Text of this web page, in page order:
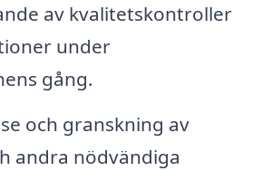
av kvalitetskontroller
under
gång.
och granskning av
andra nödvändiga